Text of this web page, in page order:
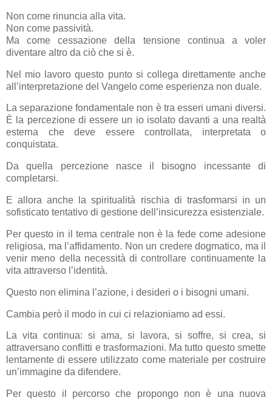
Non come rinuncia alla vita.
Non come passività.
Ma come cessazione della tensione continua a voler
diventare altro da ciò che si è.
Nel mio lavoro questo punto si collega direttamente anche
all’interpretazione del Vangelo come esperienza non duale.
La separazione fondamentale non è tra esseri umani diversi.
È la percezione di essere un io isolato davanti a una realtà
esterna che deve essere controllata, interpretata o
conquistata.
Da quella percezione nasce il bisogno incessante di
completarsi.
E allora anche la spiritualità rischia di trasformarsi in un
sofisticato tentativo di gestione dell’insicurezza esistenziale.
Per questo in il tema centrale non è la fede come adesione
religiosa, ma l’affidamento. Non un credere dogmatico, ma il
venir meno della necessità di controllare continuamente la
vita attraverso l’identità.
Questo non elimina l’azione, i desideri o i bisogni umani.
Cambia però il modo in cui ci relazioniamo ad essi.
La vita continua: si ama, si lavora, si soffre, si crea, si
attraversano conflitti e trasformazioni. Ma tutto questo smette
lentamente di essere utilizzato come materiale per costruire
un’immagine da difendere.
Per questo il percorso che propongo non è una nuova